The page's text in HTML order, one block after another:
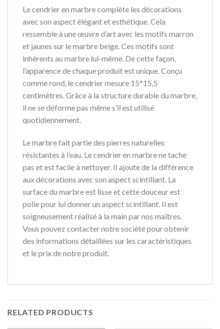
Le cendrier en marbre complète les décorations
avec son aspect élégant et esthétique. Cela
ressemble à une œuvre d’art avec les motifs marron
et jaunes sur le marbre beige. Ces motifs sont
inhérents au marbre lui-même. De cette façon,
l’apparence de chaque produit est unique. Conçu
comme rond, le cendrier mesure 15*15,5
centimètres. Grâce à la structure durable du marbre,
il ne se déforme pas même s’il est utilisé
quotidiennement.
Le marbre fait partie des pierres naturelles
résistantes à l’eau. Le cendrier en marbre ne tache
pas et est facile à nettoyer. Il ajoute de la différence
aux décorations avec son aspect scintillant. La
surface du marbre est lisse et cette douceur est
polie pour lui donner un aspect scintillant. Il est
soigneusement réalisé à la main par nos maîtres.
Vous pouvez contacter notre société pour obtenir
des informations détaillées sur les caractéristiques
et le prix de notre produit.
RELATED PRODUCTS